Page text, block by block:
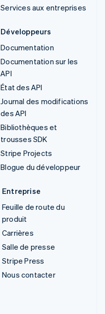
Services aux entreprises
Développeurs
Documentation
Documentation sur les
API
État des API
Journal des modifications
des API
Bibliothèques et
trousses SDK
Stripe Projects
Blogue du développeur
Entreprise
Feuille de route du
produit
Carrières
Salle de presse
Stripe Press
Nous contacter